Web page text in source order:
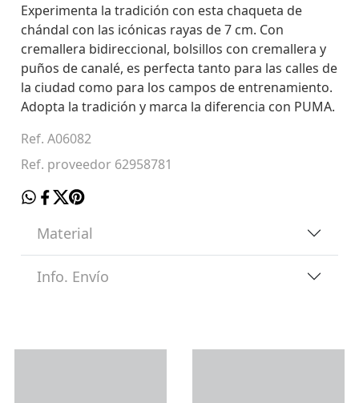
Experimenta la tradición con esta chaqueta de
chándal con las icónicas rayas de 7 cm. Con
cremallera bidireccional, bolsillos con cremallera y
puños de canalé, es perfecta tanto para las calles de
la ciudad como para los campos de entrenamiento.
Adopta la tradición y marca la diferencia con PUMA.
Ref. A06082
Ref. proveedor 62958781
Material
Info. Envío